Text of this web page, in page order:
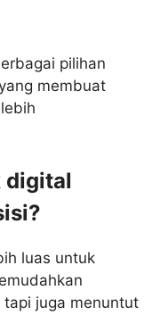
pilihan
membuat
digital
luas untuk
juga menuntut